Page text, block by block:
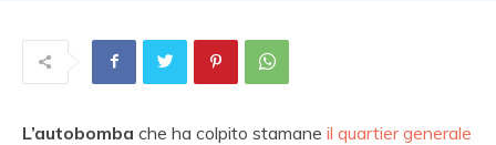
L’autobomba che ha colpito stamane il quartier generale